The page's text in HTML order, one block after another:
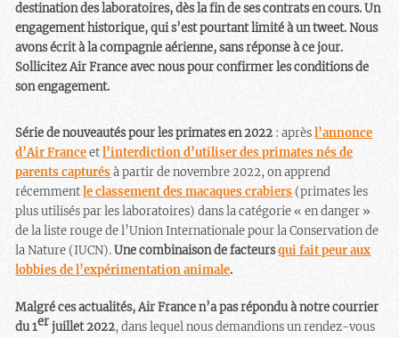
destination des laboratoires, dès la fin de ses contrats en cours. Un
engagement historique, qui s’est pourtant limité à un tweet. Nous
avons écrit à la compagnie aérienne, sans réponse à ce jour.
Sollicitez Air France avec nous pour confirmer les conditions de
son engagement.
Série de nouveautés pour les primates en 2022 : aprèsl’annonce
d’Air Franceetl’interdiction d’utiliser des primates nés de
parents capturésà partir de novembre 2022, on apprend
récemmentle classement des macaques crabiers (primates les
plus utilisés par les laboratoires) dans la catégorie « en danger »
de la liste rouge de l’Union Internationale pour la Conservation de
la Nature (IUCN).Une combinaison de facteursqui fait peur aux
lobbies de l’expérimentation animale.
Malgré ces actualités, Air France n’a pas répondu à notre courrier
du 1erjuillet 2022, dans lequel nous demandions un rendez-vous